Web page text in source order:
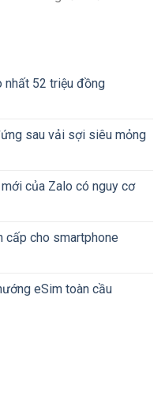
nhất 52 triệu đồng
sau vải sợi siêu mỏng
của Zalo có nguy cơ
cấp cho smartphone
eSim toàn cầu